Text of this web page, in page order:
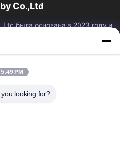
Co.,Ltd
Ltd была основана в 2023 году и
как фабрика
занимает площадь...
Продукция
Наша Фабрика
5:49 PM
looking for?